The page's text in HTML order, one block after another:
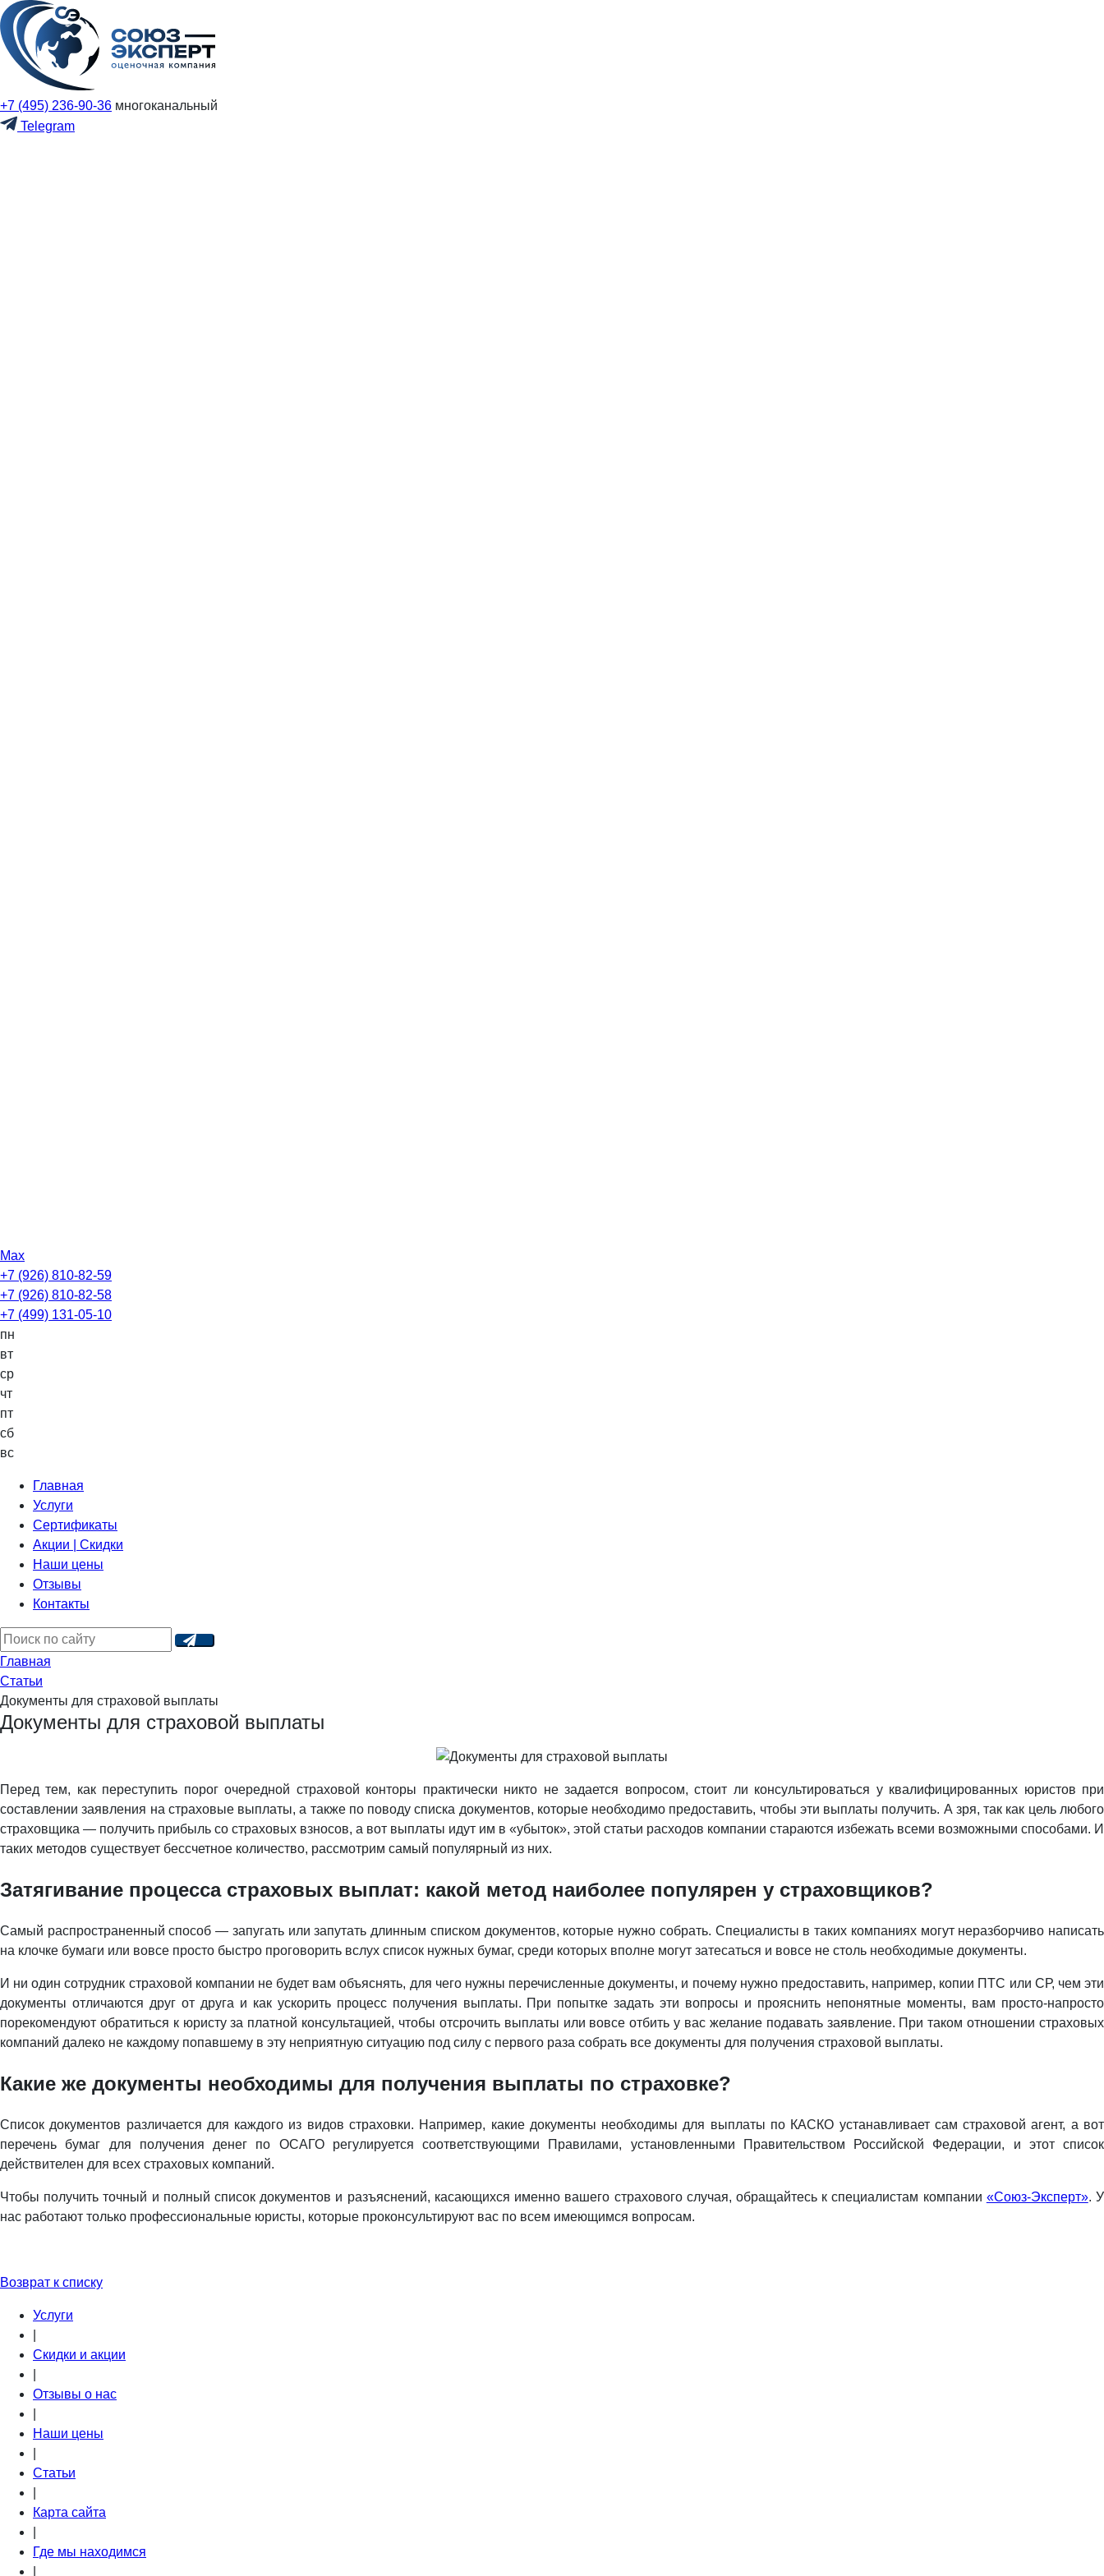
+7 (495) 236-90-36 многоканальный
Telegram
Max
+7 (926) 810-82-59
+7 (926) 810-82-58
+7 (499) 131-05-10
пн
вт
ср
чт
пт
сб
вс
Главная
Услуги
Сертификаты
Акции | Скидки
Наши цены
Отзывы
Контакты
Главная
Статьи
Документы для страховой выплаты
Документы для страховой выплаты
Перед тем, как переступить порог очередной страховой конторы практически никто не задается вопросом, стоит ли консультироваться у квалифицированных юристов при
составлении заявления на страховые выплаты, а также по поводу списка документов, которые необходимо предоставить, чтобы эти выплаты получить. А зря, так как цель любого
страховщика — получить прибыль со страховых взносов, а вот выплаты идут им в «убыток», этой статьи расходов компании стараются избежать всеми возможными способами. И
таких методов существует бессчетное количество, рассмотрим самый популярный из них.
Затягивание процесса страховых выплат: какой метод наиболее популярен у страховщиков?
Самый распространенный способ — запугать или запутать длинным списком документов, которые нужно собрать. Специалисты в таких компаниях могут неразборчиво написать
на клочке бумаги или вовсе просто быстро проговорить вслух список нужных бумаг, среди которых вполне могут затесаться и вовсе не столь необходимые документы.
И ни один сотрудник страховой компании не будет вам объяснять, для чего нужны перечисленные документы, и почему нужно предоставить, например, копии ПТС или СР, чем эти
документы отличаются друг от друга и как ускорить процесс получения выплаты. При попытке задать эти вопросы и прояснить непонятные моменты, вам просто-напросто
порекомендуют обратиться к юристу за платной консультацией, чтобы отсрочить выплаты или вовсе отбить у вас желание подавать заявление. При таком отношении страховых
компаний далеко не каждому попавшему в эту неприятную ситуацию под силу с первого раза собрать все документы для получения страховой выплаты.
Какие же документы необходимы для получения выплаты по страховке?
Список документов различается для каждого из видов страховки. Например, какие документы необходимы для выплаты по КАСКО устанавливает сам страховой агент, а вот
перечень бумаг для получения денег по ОСАГО регулируется соответствующими Правилами, установленными Правительством Российской Федерации, и этот список
действителен для всех страховых компаний.
Чтобы получить точный и полный список документов и разъяснений, касающихся именно вашего страхового случая, обращайтесь к специалистам компании «Союз-Эксперт». У
нас работают только профессиональные юристы, которые проконсультируют вас по всем имеющимся вопросам.
Возврат к списку
Услуги
Скидки и акции
Отзывы о нас
Наши цены
Статьи
Карта сайта
Где мы находимся